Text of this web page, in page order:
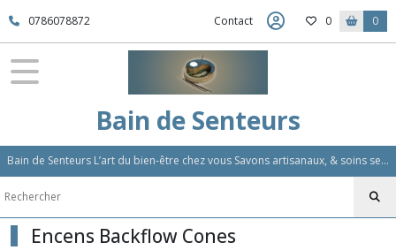
0786078872 Contact 0 0
Bain de Senteurs
Bain de Senteurs L’art du bien-être chez vous Savons artisanaux, & soins sensoriels, Aromathérapie et Parfums d'Ambiance,Soin Des Cheveux
Encens Backflow Cones
Fermer
FILTRES
Encens
Backflow
(40)